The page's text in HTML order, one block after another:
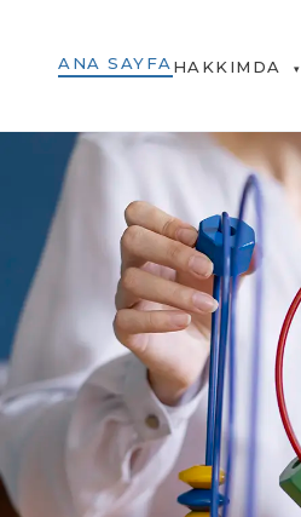
ANA SAYFA HAKKIMDA ▾